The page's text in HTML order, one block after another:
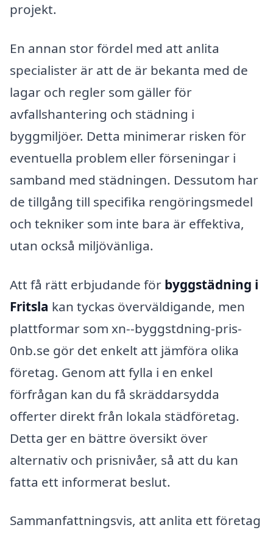
projekt.
En annan stor fördel med att anlita
specialister är att de är bekanta med de
lagar och regler som gäller för
avfallshantering och städning i
byggmiljöer. Detta minimerar risken för
eventuella problem eller förseningar i
samband med städningen. Dessutom har
de tillgång till specifika rengöringsmedel
och tekniker som inte bara är effektiva,
utan också miljövänliga.
Att få rätt erbjudande för byggstädning i
Fritsla kan tyckas överväldigande, men
plattformar som xn--byggstdning-pris-
0nb.se gör det enkelt att jämföra olika
företag. Genom att fylla i en enkel
förfrågan kan du få skräddarsydda
offerter direkt från lokala städföretag.
Detta ger en bättre översikt över
alternativ och prisnivåer, så att du kan
fatta ett informerat beslut.
Sammanfattningsvis, att anlita ett företag